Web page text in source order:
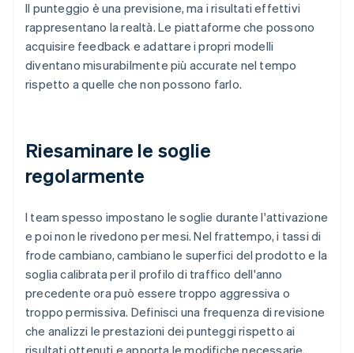
Il punteggio è una previsione, ma i risultati effettivi
rappresentano la realtà. Le piattaforme che possono
acquisire feedback e adattare i propri modelli
diventano misurabilmente più accurate nel tempo
rispetto a quelle che non possono farlo.
Riesaminare le soglie
regolarmente
I team spesso impostano le soglie durante l'attivazione
e poi non le rivedono per mesi. Nel frattempo, i tassi di
frode cambiano, cambiano le superfici del prodotto e la
soglia calibrata per il profilo di traffico dell'anno
precedente ora può essere troppo aggressiva o
troppo permissiva. Definisci una frequenza di revisione
che analizzi le prestazioni dei punteggi rispetto ai